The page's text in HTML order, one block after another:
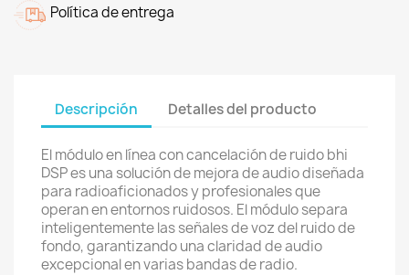
Política de entrega
Descripción Detalles del producto
El módulo en línea con cancelación de ruido bhi
DSP es una solución de mejora de audio diseñada
para radioaficionados y profesionales que
operan en entornos ruidosos. El módulo separa
inteligentemente las señales de voz del ruido de
fondo, garantizando una claridad de audio
excepcional en varias bandas de radio.